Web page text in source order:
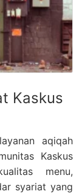
Kaskus
aqiqah
Kaskus
menu,
syariat yang